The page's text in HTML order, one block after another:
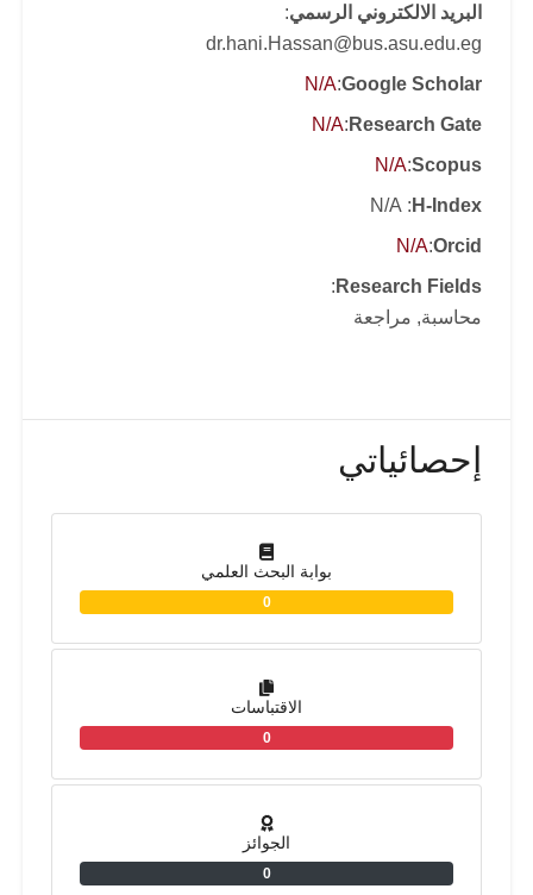
البريد الالكتروني الرسمي:
dr.hani.Hassan@bus.asu.edu.eg
Google Scholar
:
N/A
Research Gate
:
N/A
Scopus
:
N/A
H-Index
: N/A
Orcid
:
N/A
Research Fields
:
محاسبة, مراجعة
إحصائياتي
بوابة البحث العلمي
0
الاقتباسات
0
الجوائز
0